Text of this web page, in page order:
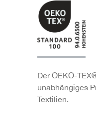
Der OEKO-
unabhängiges
Textilien.